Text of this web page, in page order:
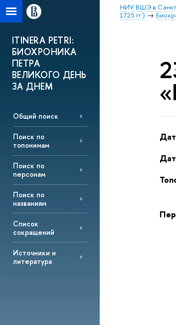
НИУ ВШЭ в
1725 гг.)
ITINERA PETRI:
БИОХРОНИКА
ПЕТРА
ВЕЛИКОГО ДЕНЬ
ЗА ДНЕМ
Общий поиск
Поиск по
топонимам
Поиск по
персонам
Поиск по
названиям
Список
сокращений
Источники и
литература